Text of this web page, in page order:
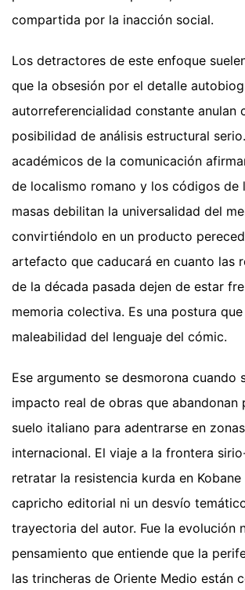
compartida por la inacción social.
Los detractores de este enfoque
que la obsesión por el detalle
autorreferencialidad constante anulan
posibilidad de análisis estructural
académicos de la comunicación
de localismo romano y los códigos de
masas debilitan la universalidad del
convirtiéndolo en un producto
artefacto que caducará en cuanto las
de la década pasada dejen de estar
memoria colectiva. Es una postura
maleabilidad del lenguaje del cómic.
Ese argumento se desmorona cuando
impacto real de obras que abandonan
suelo italiano para adentrarse en
internacional. El viaje a la frontera
retratar la resistencia kurda en
capricho editorial ni un desvío
trayectoria del autor. Fue la evolución
pensamiento que entiende que la
las trincheras de Oriente Medio están